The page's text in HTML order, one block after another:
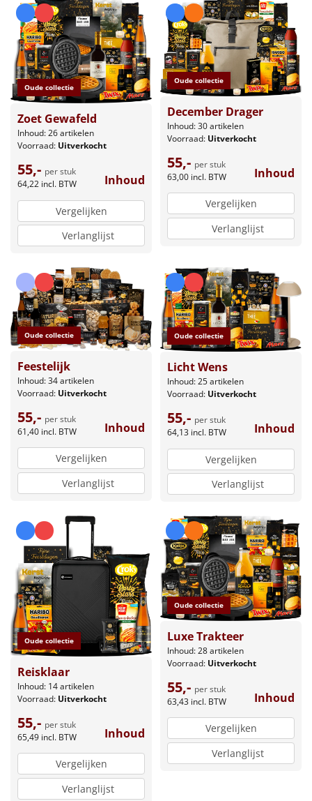
Oude collectie
Zoet Gewafeld
Inhoud: 26 artikelen
Voorraad: Uitverkocht
55,- per stuk
64,22 incl. BTW Inhoud
Vergelijken
Verlanglijst
Oude collectie
December Drager
Inhoud: 30 artikelen
Voorraad: Uitverkocht
55,- per stuk
63,00 incl. BTW Inhoud
Vergelijken
Verlanglijst
Oude collectie
Feestelijk
Inhoud: 34 artikelen
Voorraad: Uitverkocht
55,- per stuk
61,40 incl. BTW Inhoud
Vergelijken
Verlanglijst
Oude collectie
Licht Wens
Inhoud: 25 artikelen
Voorraad: Uitverkocht
55,- per stuk
64,13 incl. BTW Inhoud
Vergelijken
Verlanglijst
Oude collectie
Reisklaar
Inhoud: 14 artikelen
Voorraad: Uitverkocht
55,- per stuk
65,49 incl. BTW Inhoud
Vergelijken
Verlanglijst
Oude collectie
Luxe Trakteer
Inhoud: 28 artikelen
Voorraad: Uitverkocht
55,- per stuk
63,43 incl. BTW Inhoud
Vergelijken
Verlanglijst